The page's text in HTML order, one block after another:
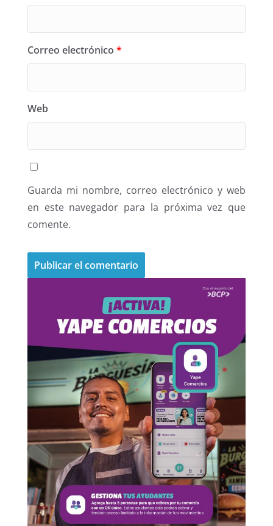
Correo electrónico *
Web
Guarda mi nombre, correo electrónico y web
en este navegador para la próxima vez que
comente.